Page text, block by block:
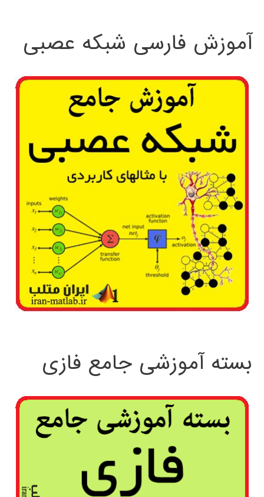
آموزش فارسی شبکه عصبی
بسته آموزشی جامع فازی